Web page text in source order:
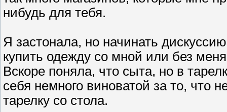
нибудь для тебя.
Я застонала, но начинать
купить одежду со мной или без
Вскоре поняла, что сыта, но в
себя немного виноватой за то, что
тарелку со стола.